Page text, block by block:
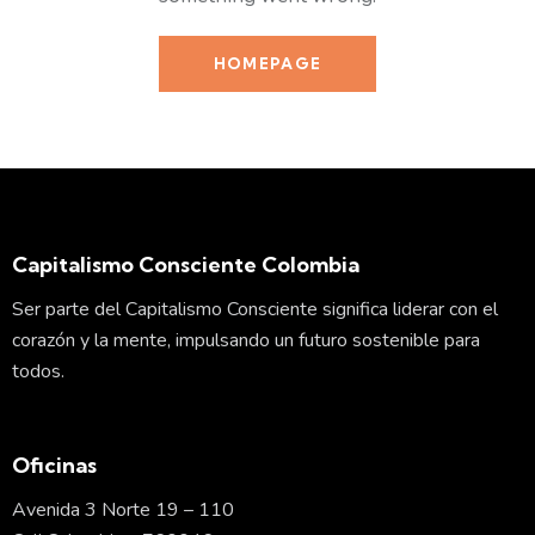
HOMEPAGE
Capitalismo Consciente Colombia
Ser parte del Capitalismo Consciente significa liderar con el
corazón y la mente, impulsando un futuro sostenible para
todos.
Oficinas
Avenida 3 Norte 19 – 110